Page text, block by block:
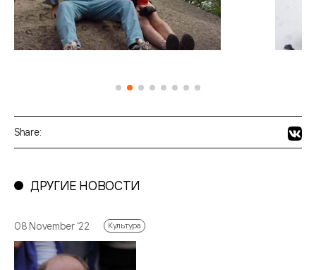
Share:
ДРУГИЕ НОВОСТИ
08 November ‘22 Культура